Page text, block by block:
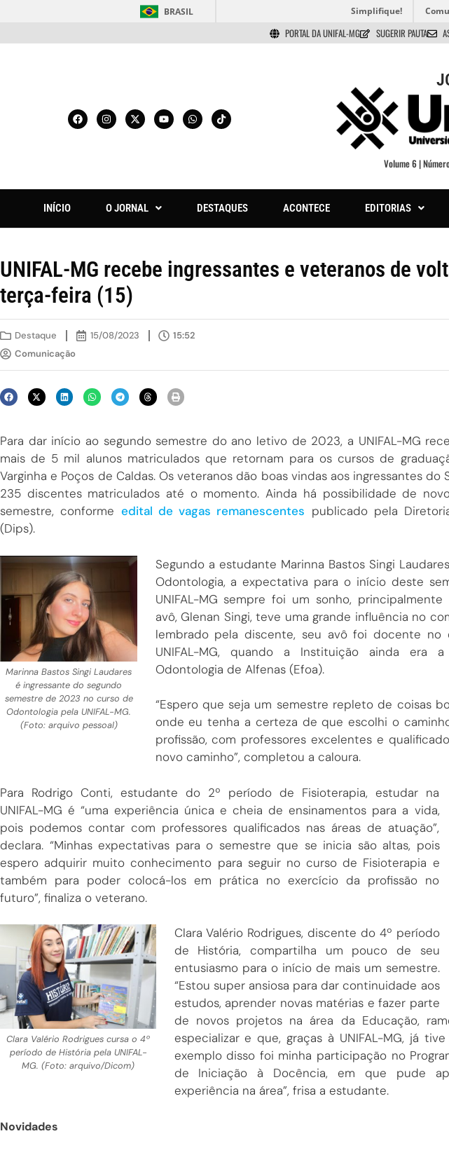
BRASIL Simplifique!
PORTAL DA UNIFAL-MG SUGERIR PAUTA
Volume 6 |
INÍCIO O JORNAL DESTAQUES ACONTECE EDITORIAS
UNIFAL-MG recebe ingressantes e veteranos de
terça-feira (15)
Destaque 15/08/2023
15:52
Comunicação
Para dar início ao segundo semestre do ano letivo de 2023, a UNIFAL-MG
mais de 5 mil alunos matriculados que retornam para os cursos de
Varginha e Poços de Caldas. Os veteranos dão boas vindas aos ingressantes do
235 discentes matriculados até o momento. Ainda há possibilidade de
semestre, conforme edital de vagas remanescentes publicado pela
(Dips).
Marinna Bastos Singi Laudares
é ingressante do segundo
semestre de 2023 no curso de
Odontologia pela UNIFAL-MG.
(Foto: arquivo pessoal)
Segundo a estudante Marinna Bastos Singi
Odontologia, a expectativa para o início deste
UNIFAL-MG sempre foi um sonho,
avô, Glenan Singi, teve uma grande influência no
lembrado pela discente, seu avô foi docente no
UNIFAL-MG, quando a Instituição ainda era
Odontologia de Alfenas (Efoa).
“Espero que seja um semestre repleto de coisas
onde eu tenha a certeza de que escolhi o
profissão, com professores excelentes e
novo caminho”, completou a caloura.
Para Rodrigo Conti, estudante do 2º período de Fisioterapia, estudar na
UNIFAL-MG é “uma experiência única e cheia de ensinamentos para a vida,
pois podemos contar com professores qualificados nas áreas de atuação”,
declara. “Minhas expectativas para o semestre que se inicia são altas, pois
espero adquirir muito conhecimento para seguir no curso de Fisioterapia e
também para poder colocá-los em prática no exercício da profissão no
futuro”, finaliza o veterano.
Clara Valério Rodrigues cursa o 4º
período de História pela UNIFAL-
MG. (Foto: arquivo/Dicom)
Clara Valério Rodrigues, discente do 4º período
de História, compartilha um pouco de seu
entusiasmo para o início de mais um semestre.
“Estou super ansiosa para dar continuidade aos
estudos, aprender novas matérias e fazer parte
de novos projetos na área da Educação,
especializar e que, graças à UNIFAL-MG, já
exemplo disso foi minha participação no
de Iniciação à Docência, em que pude
experiência na área”, frisa a estudante.
Novidades